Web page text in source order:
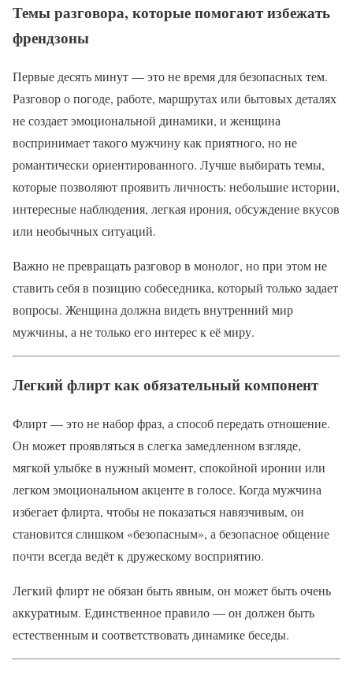
Темы разговора, которые помогают избежать
френдзоны
Первые десять минут — это не время для безопасных тем.
Разговор о погоде, работе, маршрутах или бытовых деталях
не создает эмоциональной динамики, и женщина
воспринимает такого мужчину как приятного, но не
романтически ориентированного. Лучше выбирать темы,
которые позволяют проявить личность: небольшие истории,
интересные наблюдения, легкая ирония, обсуждение вкусов
или необычных ситуаций.
Важно не превращать разговор в монолог, но при этом не
ставить себя в позицию собеседника, который только задает
вопросы. Женщина должна видеть внутренний мир
мужчины, а не только его интерес к её миру.
Легкий флирт как обязательный компонент
Флирт — это не набор фраз, а способ передать отношение.
Он может проявляться в слегка замедленном взгляде,
мягкой улыбке в нужный момент, спокойной иронии или
легком эмоциональном акценте в голосе. Когда мужчина
избегает флирта, чтобы не показаться навязчивым, он
становится слишком «безопасным», а безопасное общение
почти всегда ведёт к дружескому восприятию.
Легкий флирт не обязан быть явным, он может быть очень
аккуратным. Единственное правило — он должен быть
естественным и соответствовать динамике беседы.